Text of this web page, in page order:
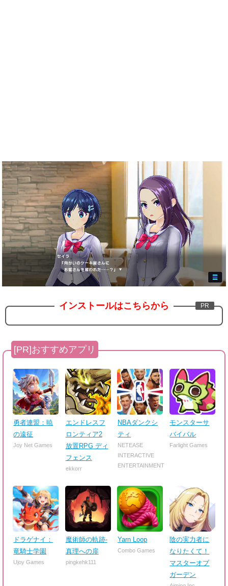
インストールはこちらから
勇者連盟：暁
の遠征
Joy Net Games
エンドレスフ
ロンティア2
放置RPG ディ
フェンス
ekkorr
NBAダンクシ
ティ
NETEASE
INTERACTIVE
ENTERTAINMENT
モンスターサ
バイバル
Farlight Games
ドラゲナイ：
竜騎士学園
Ujoy Games
魔術師の軌跡-
真理への扉
pingkehk111
Yarn Loop
Combo Games
陰の実力者に
なりたくて！
マスターオブ
ガーデン